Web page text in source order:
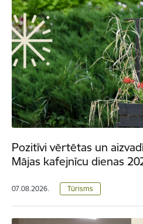
Pozitīvi vērtētas un
Mājas kafejnīcu dienas
07.08.2026. Tūrisms